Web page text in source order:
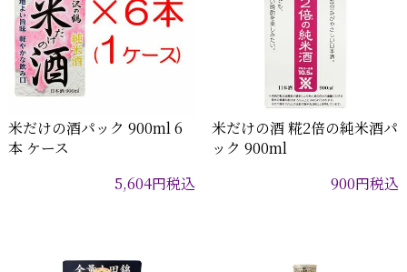
米だけの酒パック 900ml 6
本 ケース
5,604円税込
米だけの酒 糀2倍の純米酒パ
ック 900ml
900円税込